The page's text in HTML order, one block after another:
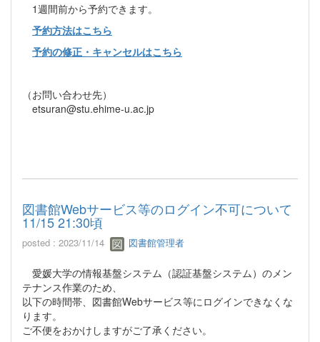
1週間前から予約できます。
予約方法はこちら
予約の修正・キャンセルはこちら
（お問い合わせ先）
etsuran@stu.ehime-u.ac.jp
図書館Webサービス等のログイン不可について
11/15 21:30頃
posted : 2023/11/14 図書館管理者
愛媛大学の情報基盤システム（認証基盤システム）のメン
テナンス作業のため、
以下の時間帯、図書館Webサービス等にログインできなくな
ります。
ご不便をおかけしますがご了承ください。